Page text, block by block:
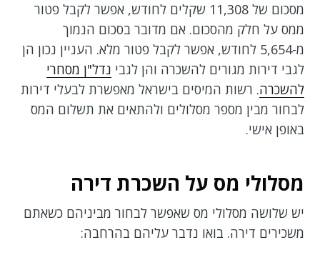
מסכום של 11,308 שקלים לחודש, אפשר לקבל פטור
ממס על חלק מהסכום. אם מדובר בסכום הנמוך
מ-5,654 לחודש, אפשר לקבל פטור מלא. העניין נכון הן
לגבי דירות מגורים להשכרה והן לגבי נדל"ן מסחרי
להשכרה. רשות המיסים בישראל מאפשרת לבעלי דירות
לבחור מבין מספר מסלולים ולהתאים את תשלום המס
באופן אישי.
מסלולי מס על השכרת דירה
יש שלושה מסלולי מס שאפשר לבחור מביניהם כשאתם
משכירים דירה. בואו נדבר עליהם בהרחבה: